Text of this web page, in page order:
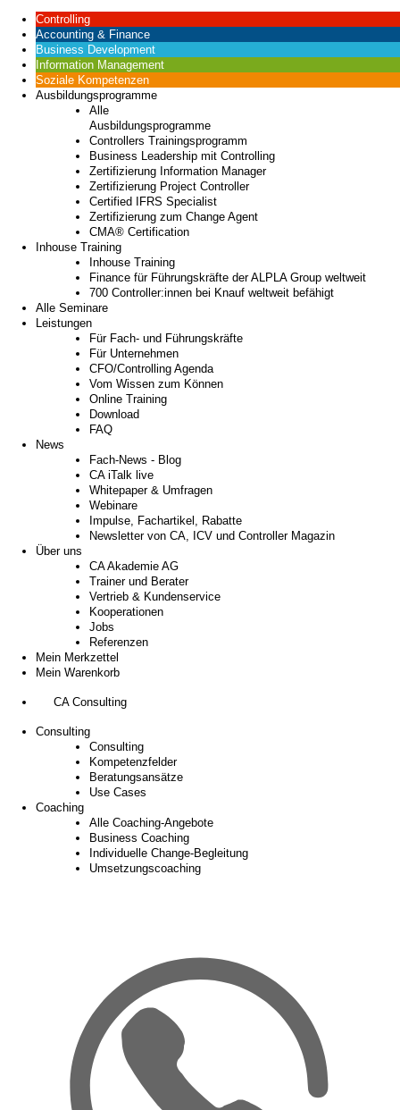
Controlling
Accounting & Finance
Business Development
Information Management
Soziale Kompetenzen
Ausbildungsprogramme
Alle
Ausbildungsprogramme
Controllers Trainingsprogramm
Business Leadership mit Controlling
Zertifizierung Information Manager
Zertifizierung Project Controller
Certified IFRS Specialist
Zertifizierung zum Change Agent
CMA® Certification
Inhouse Training
Inhouse Training
Finance für Führungskräfte der ALPLA Group weltweit
700 Controller:innen bei Knauf weltweit befähigt
Alle Seminare
Leistungen
Für Fach- und Führungskräfte
Für Unternehmen
CFO/Controlling Agenda
Vom Wissen zum Können
Online Training
Download
FAQ
News
Fach-News - Blog
CA iTalk live
Whitepaper & Umfragen
Webinare
Impulse, Fachartikel, Rabatte
Newsletter von CA, ICV und Controller Magazin
Über uns
CA Akademie AG
Trainer und Berater
Vertrieb & Kundenservice
Kooperationen
Jobs
Referenzen
Mein Merkzettel
Mein Warenkorb
CA Consulting
Consulting
Consulting
Kompetenzfelder
Beratungsansätze
Use Cases
Coaching
Alle Coaching-Angebote
Business Coaching
Individuelle Change-Begleitung
Umsetzungscoaching